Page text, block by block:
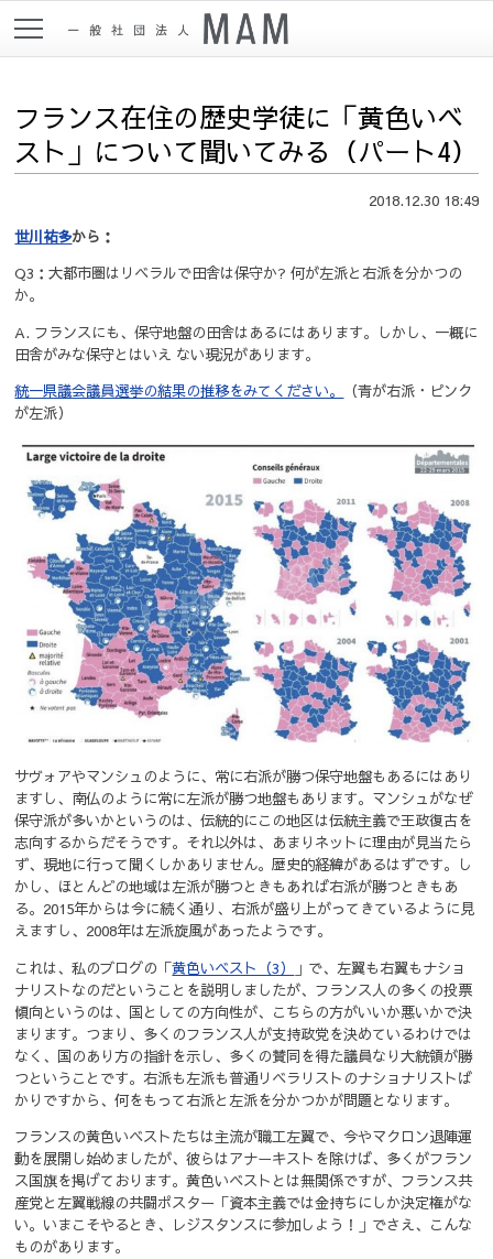
フランス在住の歴史学徒に「黄色いベ
スト」について聞いてみる（パート4）
2018.12.30 18:49
世川祐多から：
Q3：大都市圏はリベラルで田舎は保守か? 何が左派と右派を分かつの
か。
A. フランスにも、保守地盤の田舎はあるにはあります。しかし、一概に
田舎がみな保守とはいえ ない現況があります。
統一県議会議員選挙の結果の推移をみてください。
（青が右派・ピンク
が左派）
サヴォアやマンシュのように、常に右派が勝つ保守地盤もあるにはあり
ますし、南仏のように常に左派が勝つ地盤もあります。 マンシュがなぜ
保守派が多いかというのは、伝統的にこの地区は伝統主義で王政復古を
志向するからだそうです。 それ以外は、あまりネットに理由が見当たら
ず、現地に行って聞くしかありません。歴史的経緯があるはずです。 し
かし、ほとんどの地域は左派が勝つときもあれば右派が勝つときもあ
る。2015年からは今に続く通り、右派が盛り上がってきているように見
えますし、2008年は左派旋風があったようです。
これは、私のブログの「黄色いベスト（3）
」で、左翼も右翼もナショ
ナリストなのだということを説明しましたが、フランス人の多くの投票
傾向というのは、国としての方向性が、こちらの方がいいか悪いかで決
まります。 つまり、多くのフランス人が支持政党を決めているわけでは
なく、国のあり方の指針を示し、多くの賛同を得た議員なり大統領が勝
つということです。 右派も左派も普通リベラリストのナショナリストば
かりですから、何をもって右派と左派を分かつかが問題となります。
フランスの黄色いベストたちは主流が職工左翼で、今やマクロン退陣運
動を展開し始めましたが、彼らはアナーキストを除けば、多くがフラン
ス国旗を掲げております。黄色いベストとは無関係ですが、フランス共
産党と左翼戦線の共闘ポスター「資本主義では金持ちにしか決定権がな
い。いまこそやるとき、レジスタンスに参加しよう！」でさえ、こんな
ものがあります。